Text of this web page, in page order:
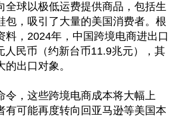
全球以极低运费提供商品，包括生
包，吸引了大量的美国消费者。根
料，2024年，中国跨境电商进出口
人民币（约新台币11.9兆元），其
出口对象。
令，这些跨境电商成本将大幅上
有可能再度转向回亚马逊等美国本